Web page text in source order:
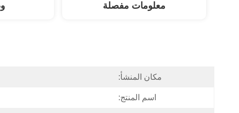
معلومات مفصلة
مكان المنشأ:
اسم المنتج: